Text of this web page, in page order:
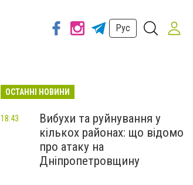
Рус
ОСТАННІ НОВИНИ
Вибухи та руйнування у
кількох районах: що відомо
про атаку на
Дніпропетровщину
18:43